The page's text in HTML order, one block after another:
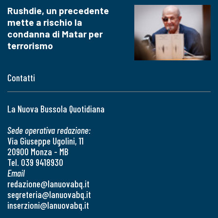
Contatti
La Nuova Bussola Quotidiana
Sede operativa redazione:
Via Giuseppe Ugolini, 11
20900 Monza - MB
Tel. 039 9418930
Email
redazione@lanuovabq.it
segreteria@lanuovabq.it
inserzioni@lanuovabq.it
Rushdie, un precedente
mette a rischio la
condanna di Matar per
terrorismo